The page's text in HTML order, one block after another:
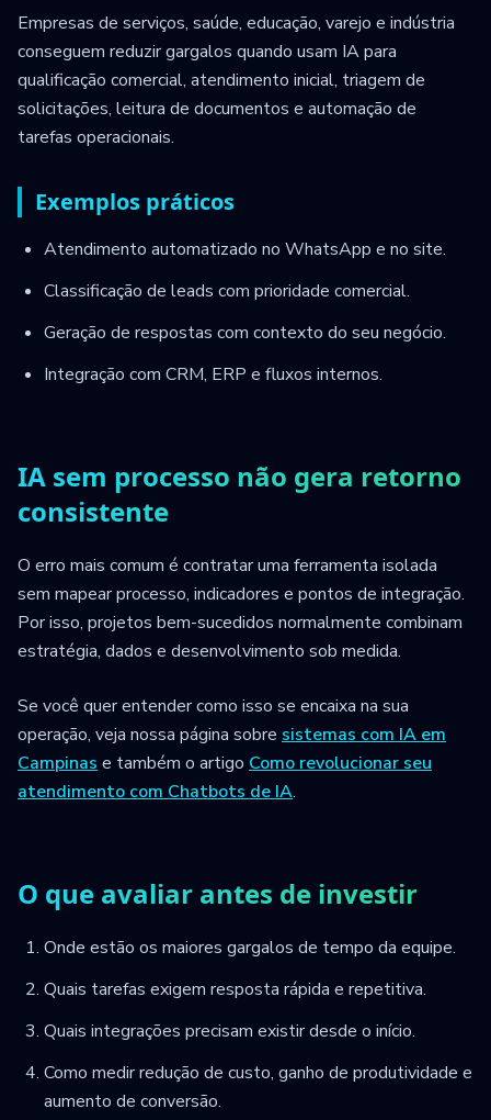
Empresas de serviços, saúde, educação, varejo e indústria
conseguem reduzir gargalos quando usam IA para
qualificação comercial, atendimento inicial, triagem de
solicitações, leitura de documentos e automação de
tarefas operacionais.
Exemplos práticos
Atendimento automatizado no WhatsApp e no site.
Classificação de leads com prioridade comercial.
Geração de respostas com contexto do seu negócio.
Integração com CRM, ERP e fluxos internos.
IA sem processo não gera retorno
consistente
O erro mais comum é contratar uma ferramenta isolada
sem mapear processo, indicadores e pontos de integração.
Por isso, projetos bem-sucedidos normalmente combinam
estratégia, dados e desenvolvimento sob medida.
Se você quer entender como isso se encaixa na sua
operação, veja nossa página sobre sistemas com IA em
Campinas e também o artigo Como revolucionar seu
atendimento com Chatbots de IA.
O que avaliar antes de investir
Onde estão os maiores gargalos de tempo da equipe.
Quais tarefas exigem resposta rápida e repetitiva.
Quais integrações precisam existir desde o início.
Como medir redução de custo, ganho de produtividade e
aumento de conversão.